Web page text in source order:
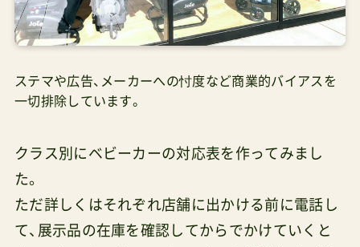
ステマや広告、メーカーへの忖度など商業的バイアスを
一切排除しています。
クラス別にベビーカーの対応表を作ってみまし
た。
ただ詳しくはそれぞれ店舗に出かける前に電話し
て、展示品の在庫を確認してからでかけていくと